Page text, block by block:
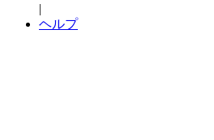
|
ヘルプ